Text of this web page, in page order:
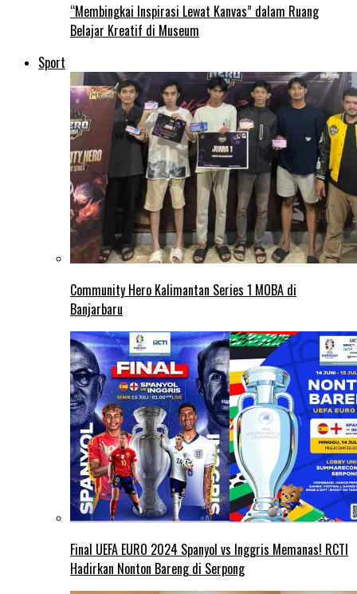
“Membingkai Inspirasi Lewat Kanvas” dalam Ruang
Belajar Kreatif di Museum
Sport
Community Hero Kalimantan Series 1 MOBA di
Banjarbaru
Final UEFA EURO 2024 Spanyol vs Inggris Memanas! RCTI
Hadirkan Nonton Bareng di Serpong